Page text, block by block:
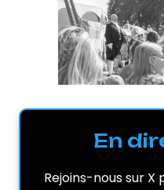
En
Rejoins-nous sur X